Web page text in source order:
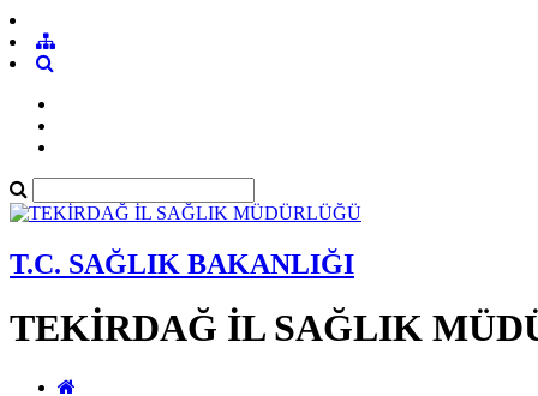
T.C. SAĞLIK BAKANLIĞI
TEKİRDAĞ İL SAĞLIK